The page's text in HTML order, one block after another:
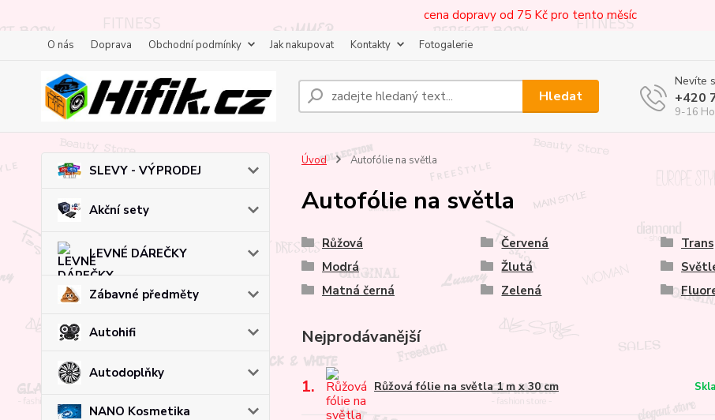
cena dopravy od 75 Kč pro tento měsíc
O nás Doprava Obchodní podmínky Jak nakupovat Kontakty Fotogalerie
Hledat
Nevíte
+420
9-16
SLEVY - VÝPRODEJ
Akční sety
LEVNÉ DÁREČKY
Zábavné předměty
Autohifi
Autodoplňky
NANO Kosmetika
Úvod Autofólie na světla
Autofólie na světla
Růžová Červená
Modrá
Žlutá
Matná černá
Zelená
Nejprodávanější
1. Růžová fólie na světla 1 m x 30 cm